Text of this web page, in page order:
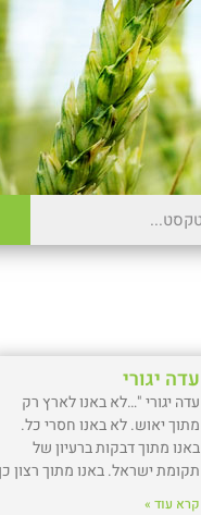
עדה יגורי
עדה יגורי "…לא באנו לארץ רק
מתוך יאוש. לא באנו חסרי כל.
באנו מתוך דבקות ברעיון של
תקומת ישראל. באנו מתוך רצון
קרא עוד »